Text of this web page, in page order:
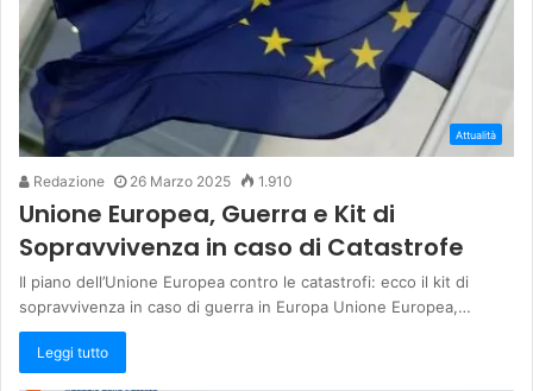
Attualità
Redazione 26 Marzo 2025 1.910
Unione Europea, Guerra e Kit di
Sopravvivenza in caso di Catastrofe
Il piano dell’Unione Europea contro le catastrofi: ecco il kit di
sopravvivenza in caso di guerra in Europa Unione Europea,…
Leggi tutto